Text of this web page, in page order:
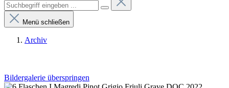
Menü schließen
Archiv
Bildergalerie überspringen